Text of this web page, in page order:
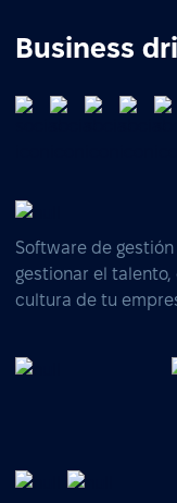
Business
Software de gestión
gestionar el
cultura de tu